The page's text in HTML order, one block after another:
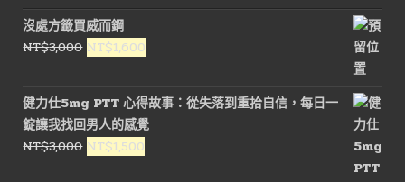
價
格：
NT$1,000。
價
格：
NT$450。
沒處方籤買威而鋼
NT$3,000 原
價
格：
NT$3,000。
NT$1,600
價
格：
NT$1,600。
健力仕5mg PTT 心得故事：從失落到重拾自信，每日一
錠讓我找回男人的感覺
NT$3,000 原
NT$1,500